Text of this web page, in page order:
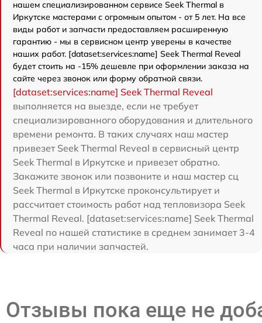
нашем специализированном сервисе Seek Thermal в
Иркутске мастерами с огромным опытом - от 5 лет. На все
виды работ и запчасти предоставляем расширенную
гарантию - мы в сервисном центр уверены в качестве
наших работ. [dataset:services:name] Seek Thermal Reveal
будет стоить на -15% дешевле при оформлении заказа на
сайте через звонок или форму обратной связи.
[dataset:services:name] Seek Thermal Reveal
выполняется на выезде, если не требует
специализированного оборудования и длительного
времени ремонта. В таких случаях наш мастер
привезет Seek Thermal Reveal в сервисный центр
Seek Thermal в Иркутске и привезет обратно.
Закажите звонок или позвоните и наш мастер сц
Seek Thermal в Иркутске проконсультирует и
рассчитает стоимость работ над тепловизора Seek
Thermal Reveal. [dataset:services:name] Seek Thermal
Reveal по нашей статистике в среднем занимает 3-4
часа при наличии запчастей.
Отзывы пока еще не